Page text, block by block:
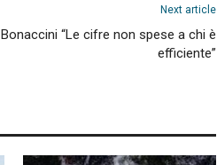
Next article
“Le cifre non spese a chi è
efficiente”